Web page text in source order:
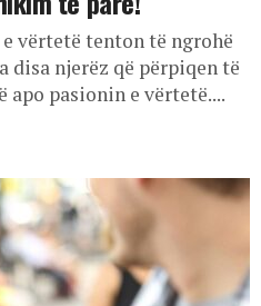
vërtetë tenton të ngrohë
disa njerëz që përpiqen të
apo pasionin e vërtetë....